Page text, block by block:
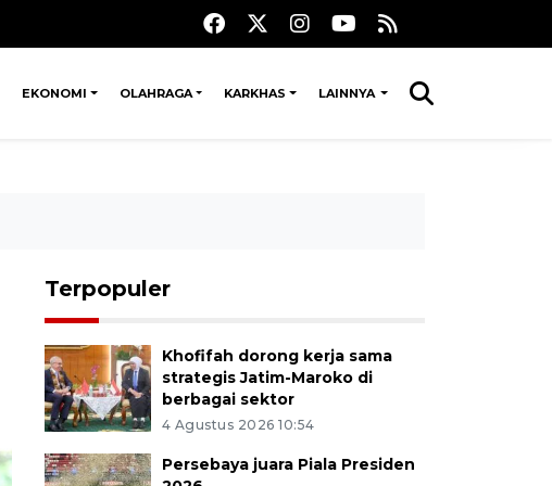
EKONOMI OLAHRAGA KARKHAS LAINNYA
Terpopuler
Khofifah dorong kerja sama
strategis Jatim-Maroko di
berbagai sektor
4 Agustus 2026 10:54
Persebaya juara Piala Presiden